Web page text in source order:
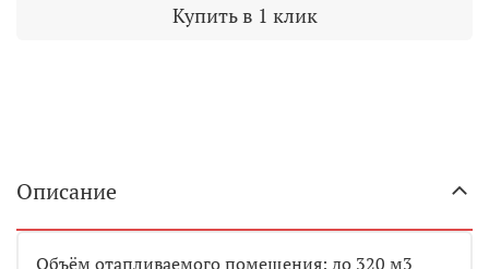
Купить в 1 клик
Описание
Объём отапливаемого помещения: до 320 м3